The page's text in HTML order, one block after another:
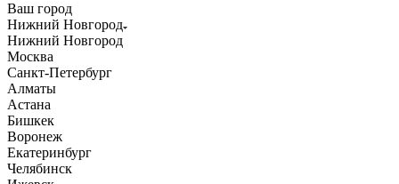
Ваш город
Нижний Новгород
Нижний Новгород
Москва
Санкт-Петербург
Алматы
Астана
Бишкек
Воронеж
Екатеринбург
Челябинск